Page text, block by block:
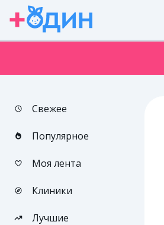
Свежее
Популярное
Моя лента
Клиники
Лучшие